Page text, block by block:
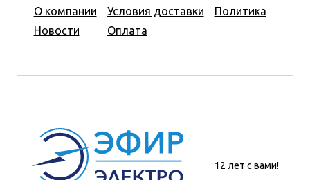
О компании
Новости
Условия доставки
Оплата
Политика
12 лет с вами!